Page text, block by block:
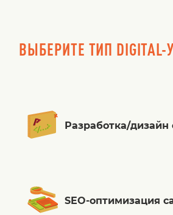
ВЫБЕРИТЕ ТИП
Разработка/дизайн
SEO-оптимизация